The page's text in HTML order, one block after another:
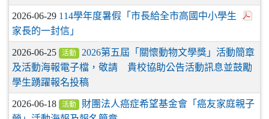
2026-06-29 114學年度暑假「市長給全市高國中小學生
家長的一封信」
2026-06-25 活動
2026第五屆「關懷動物文學獎」活動簡章
及活動海報電子檔，敬請 貴校協助公告活動訊息並鼓勵
學生踴躍報名投稿
2026-06-18 活動
財團法人癌症希望基金會「癌友家庭親子